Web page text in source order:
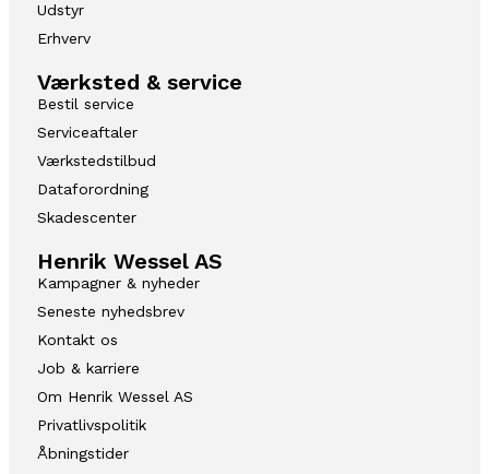
Udstyr
Erhverv
Værksted & service
Bestil service
Serviceaftaler
Værkstedstilbud
Dataforordning
Skadescenter
Henrik Wessel AS
Kampagner & nyheder
Seneste nyhedsbrev
Kontakt os
Job & karriere
Om Henrik Wessel AS
Privatlivspolitik
Åbningstider